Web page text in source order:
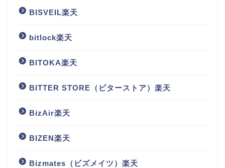
BISVEIL楽天
bitlock楽天
BITOKA楽天
BITTER STORE（ビターストア）楽天
BizAir楽天
BIZEN楽天
Bizmates（ビズメイツ）楽天